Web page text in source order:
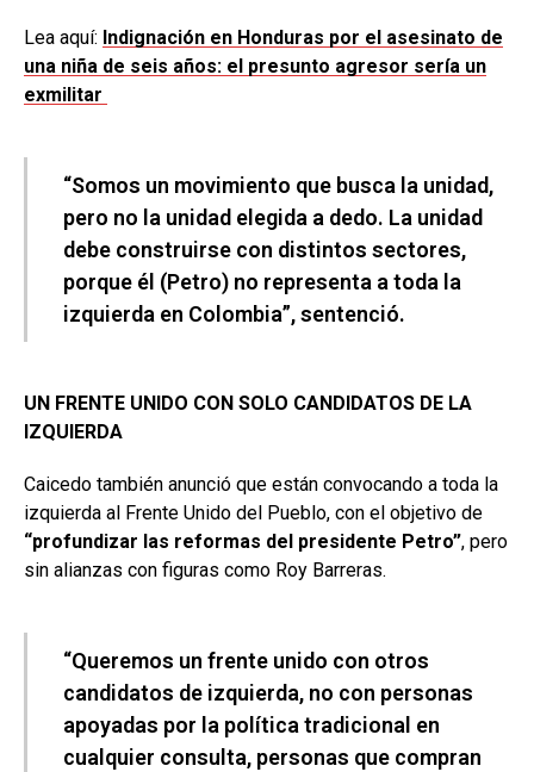
Lea aquí: Indignación en Honduras por el asesinato de
una niña de seis años: el presunto agresor sería un
exmilitar
“Somos un movimiento que busca la unidad,
pero no la unidad elegida a dedo. La unidad
debe construirse con distintos sectores,
porque él (Petro) no representa a toda la
izquierda en Colombia”, sentenció.
UN FRENTE UNIDO CON SOLO CANDIDATOS DE LA
IZQUIERDA
Caicedo también anunció que están convocando a toda la
izquierda al Frente Unido del Pueblo, con el objetivo de
“profundizar las reformas del presidente Petro”, pero
sin alianzas con figuras como Roy Barreras.
“Queremos un frente unido con otros
candidatos de izquierda, no con personas
apoyadas por la política tradicional en
cualquier consulta, personas que compran